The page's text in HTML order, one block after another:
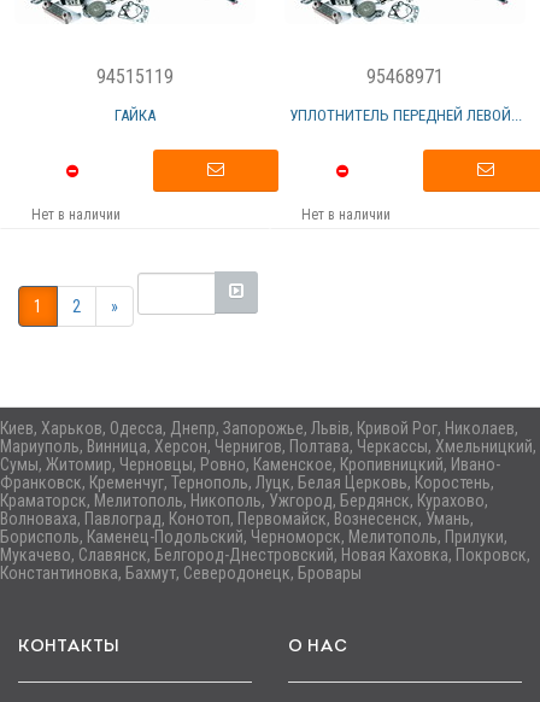
94515119
ГАЙКА
Нет в наличии
95468971
УПЛОТНИТЕЛЬ ПЕРЕДНЕЙ ЛЕВОЙ...
Нет в наличии
1 2 »
Киев, Харьков, Одесса, Днепр, Запорожье, Львів, Кривой Рог, Николаев,
Мариуполь, Винница, Херсон, Чернигов, Полтава, Черкассы, Хмельницкий,
Сумы, Житомир, Черновцы, Ровно, Каменское, Кропивницкий, Ивано-
Франковск, Кременчуг, Тернополь, Луцк, Белая Церковь, Коростень,
Краматорск, Мелитополь, Никополь, Ужгород, Бердянск, Курахово,
Волноваха, Павлоград, Конотоп, Первомайск, Вознесенск, Умань,
Борисполь, Каменец-Подольский, Черноморск, Мелитополь, Прилуки,
Мукачево, Славянск, Белгород-Днестровский, Новая Каховка, Покровск,
Константиновка, Бахмут, Северодонецк, Бровары
КОНТАКТЫ О НАС